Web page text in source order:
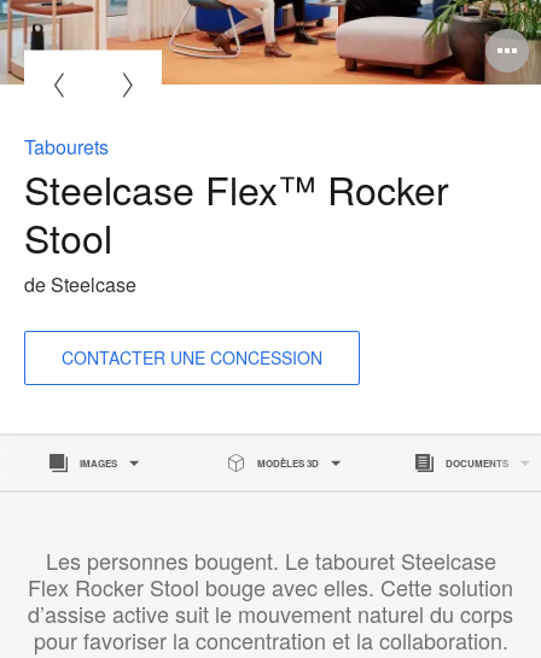
Tabourets
Steelcase Flex™ Rocker
Stool
de Steelcase
CONTACTER UNE CONCESSION
IMAGES MODÈLES 3D DOCUMENTS
Les personnes bougent. Le tabouret Steelcase
Flex Rocker Stool bouge avec elles. Cette solution
d’assise active suit le mouvement naturel du corps
pour favoriser la concentration et la collaboration.